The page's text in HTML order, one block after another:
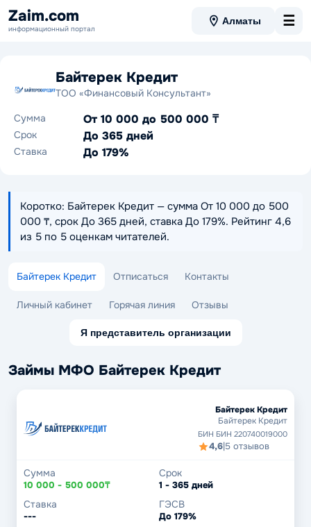
Zaim.com
информационный портал
Алматы ☰
Байтерек Кредит
ТОО «Финансовый Консультант»
Сумма
От 10 000 до 500 000 ₸
Срок До 365 дней
Ставка До 179%
Коротко: Байтерек Кредит — сумма От 10 000 до 500
000 ₸, срок До 365 дней, ставка До 179%. Рейтинг 4,6
из 5 по 5 оценкам читателей.
Байтерек Кредит Отписаться Контакты
Личный кабинет Горячая линия Отзывы
Я представитель организации
Займы МФО Байтерек Кредит
Байтерек Кредит
Байтерек Кредит
БИН БИН 220740019000
4,6|5 отзывов
Сумма
10 000 - 500 000₸
Срок
1 - 365 дней
Ставка
---
ГЭСВ
До 179%